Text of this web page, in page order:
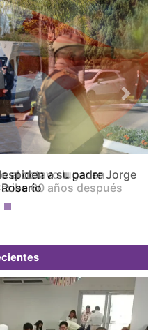
al octavo lugar en
60 años después
Next